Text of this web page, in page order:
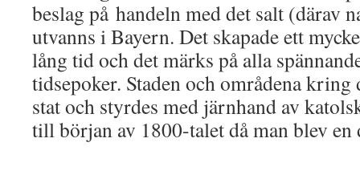
beslag på handeln med det salt (därav
utvanns i Bayern. Det skapade ett
lång tid och det märks på alla
tidsepoker. Staden och områdena kring
stat och styrdes med järnhand av
till början av 1800-talet då man blev en